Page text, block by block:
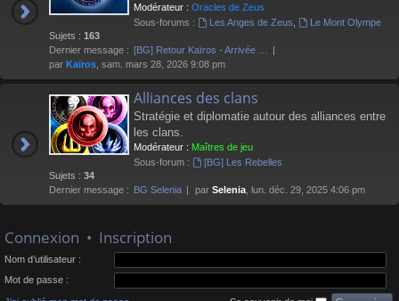
Modérateur : Oracles de Zeus
Sous-forums :
Les Anges de Zeus
Le Mont Olympe
Sujets : 163
Dernier message : [BG] Retour Kaïros - Arrivée …
par Kaïros , sam. mars 28, 2026 9:08 pm
Alliances des clans
Stratégie et diplomatie autour des alliances entre
les clans.
Modérateur : Maîtres de jeu
Sous-forum :
[BG] Les Rebelles
Sujets : 34
Dernier message : BG Selenia par Selenia , lun. déc. 29, 2025 4:06 pm
Connexion • Inscription
Nom d’utilisateur :
Mot de passe :